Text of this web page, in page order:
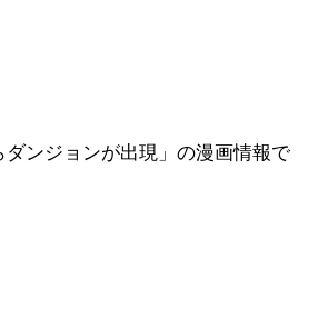
ダンジョンが出現」の漫画情報で